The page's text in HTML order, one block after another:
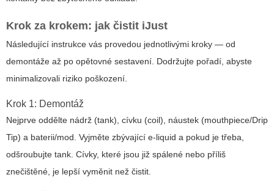
Krok za krokem: jak čistit iJust
Následující instrukce vás provedou jednotlivými kroky — od
demontáže až po opětovné sestavení. Dodržujte pořadí, abyste
minimalizovali riziko poškození.
Krok 1: Demontáž
Nejprve oddělte nádrž (tank), cívku (coil), náustek (mouthpiece/Drip
Tip) a baterii/mod. Vyjměte zbývající e-liquid a pokud je třeba,
odšroubujte tank. Cívky, které jsou již spálené nebo příliš
znečištěné, je lepší vyměnit než čistit.